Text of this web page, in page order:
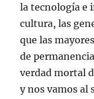
la tecnología e
cultura, las
que las
de
verdad mortal
y nos vamos al